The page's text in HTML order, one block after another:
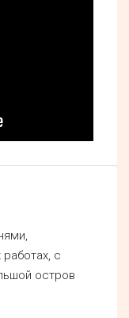
с
остров